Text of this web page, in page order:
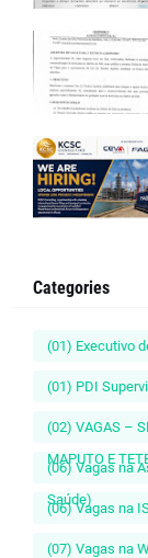
Categories
(01) Executivo
(01) PDI
(02) VAGAS –
MAPUTO E
(06) Vagas na
Saúde)
(06) Vagas na
(07) Vagas na